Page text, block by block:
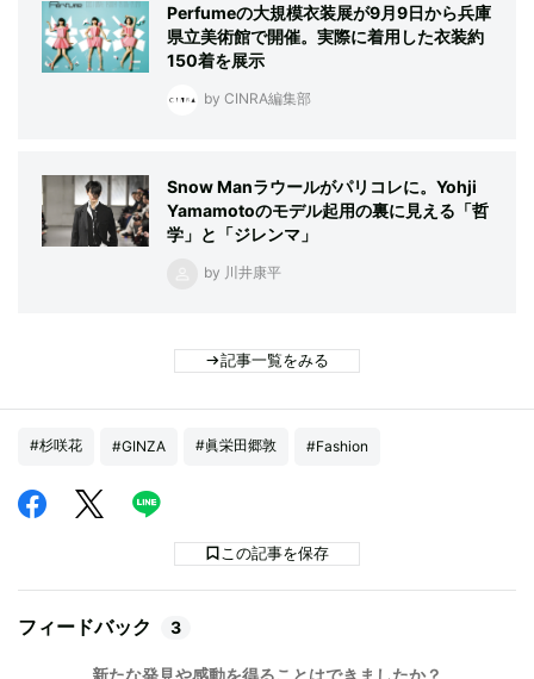
Perfumeの大規模衣装展が9月9日から兵庫
県立美術館で開催。実際に着用した衣装約
150着を展示
by CINRA編集部
Snow Manラウールがパリコレに。Yohji
Yamamotoのモデル起用の裏に見える「哲
学」と「ジレンマ」
by 川井康平
記事一覧をみる
#杉咲花 #GINZA #眞栄田郷敦 #Fashion
この記事を保存
フィードバック 3
新たな発見や感動を得ることはできましたか？